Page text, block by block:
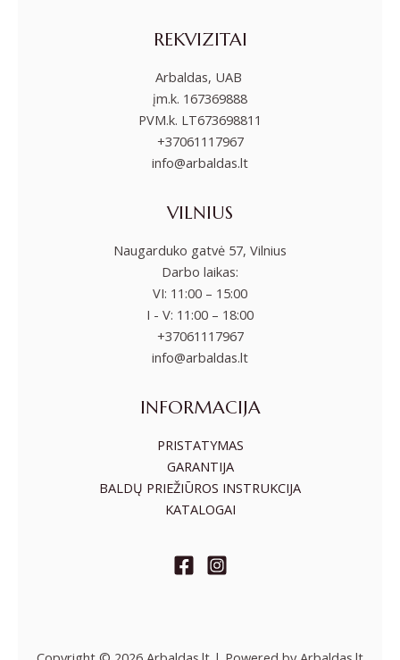
REKVIZITAI
Arbaldas, UAB
įm.k. 167369888
PVM.k. LT673698811
+37061117967
info@arbaldas.lt
VILNIUS
Naugarduko gatvė 57, Vilnius
Darbo laikas:
VI: 11:00 – 15:00
I - V: 11:00 – 18:00
+37061117967
info@arbaldas.lt
INFORMACIJA
PRISTATYMAS
GARANTIJA
BALDŲ PRIEŽIŪROS INSTRUKCIJA
KATALOGAI